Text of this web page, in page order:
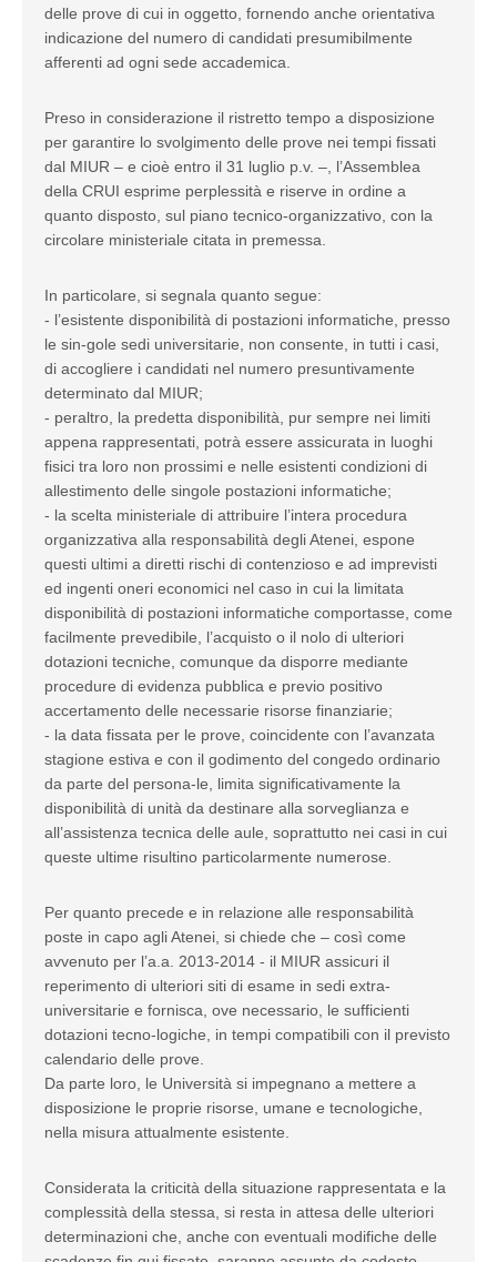
delle prove di cui in oggetto, fornendo anche orientativa
indicazione del numero di candidati presumibilmente
afferenti ad ogni sede accademica.
Preso in considerazione il ristretto tempo a disposizione
per garantire lo svolgimento delle prove nei tempi fissati
dal MIUR – e cioè entro il 31 luglio p.v. –, l’Assemblea
della CRUI esprime perplessità e riserve in ordine a
quanto disposto, sul piano tecnico-organizzativo, con la
circolare ministeriale citata in premessa.
In particolare, si segnala quanto segue:
- l’esistente disponibilità di postazioni informatiche, presso
le sin-gole sedi universitarie, non consente, in tutti i casi,
di accogliere i candidati nel numero presuntivamente
determinato dal MIUR;
- peraltro, la predetta disponibilità, pur sempre nei limiti
appena rappresentati, potrà essere assicurata in luoghi
fisici tra loro non prossimi e nelle esistenti condizioni di
allestimento delle singole postazioni informatiche;
- la scelta ministeriale di attribuire l’intera procedura
organizzativa alla responsabilità degli Atenei, espone
questi ultimi a diretti rischi di contenzioso e ad imprevisti
ed ingenti oneri economici nel caso in cui la limitata
disponibilità di postazioni informatiche comportasse, come
facilmente prevedibile, l’acquisto o il nolo di ulteriori
dotazioni tecniche, comunque da disporre mediante
procedure di evidenza pubblica e previo positivo
accertamento delle necessarie risorse finanziarie;
- la data fissata per le prove, coincidente con l’avanzata
stagione estiva e con il godimento del congedo ordinario
da parte del persona-le, limita significativamente la
disponibilità di unità da destinare alla sorveglianza e
all’assistenza tecnica delle aule, soprattutto nei casi in cui
queste ultime risultino particolarmente numerose.
Per quanto precede e in relazione alle responsabilità
poste in capo agli Atenei, si chiede che – così come
avvenuto per l’a.a. 2013-2014 - il MIUR assicuri il
reperimento di ulteriori siti di esame in sedi extra-
universitarie e fornisca, ove necessario, le sufficienti
dotazioni tecno-logiche, in tempi compatibili con il previsto
calendario delle prove.
Da parte loro, le Università si impegnano a mettere a
disposizione le proprie risorse, umane e tecnologiche,
nella misura attualmente esistente.
Considerata la criticità della situazione rappresentata e la
complessità della stessa, si resta in attesa delle ulteriori
determinazioni che, anche con eventuali modifiche delle